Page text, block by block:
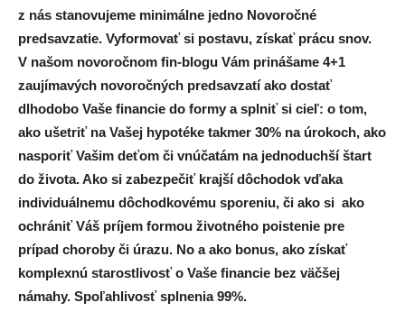
z nás stanovujeme minimálne jedno Novoročné
predsavzatie. Vyformovať si postavu, získať prácu snov.
V našom novoročnom fin-blogu Vám prinášame 4+1
zaujímavých novoročných predsavzatí ako dostať
dlhodobo Vaše financie do formy a splniť si cieľ: o tom,
ako ušetriť na Vašej hypotéke takmer 30% na úrokoch, ako
nasporiť Vašim deťom či vnúčatám na jednoduchší štart
do života. Ako si zabezpečiť krajší dôchodok vďaka
individuálnemu dôchodkovému sporeniu, či ako si ako
ochrániť Váš príjem formou životného poistenie pre
prípad choroby či úrazu. No a ako bonus, ako získať
komplexnú starostlivosť o Vaše financie bez väčšej
námahy. Spoľahlivosť splnenia 99%.